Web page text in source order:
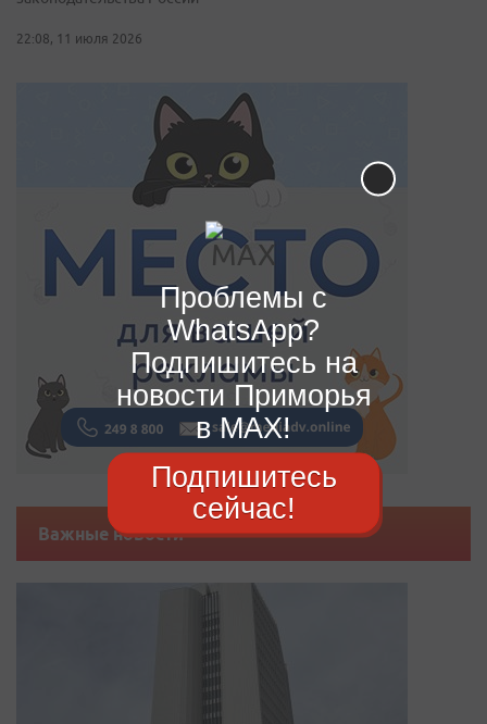
22:08, 11 июля 2026
Важные новости
Проблемы с
WhatsApp?
Подпишитесь на
новости Приморья
в MAX!
Подпишитесь
сейчас!